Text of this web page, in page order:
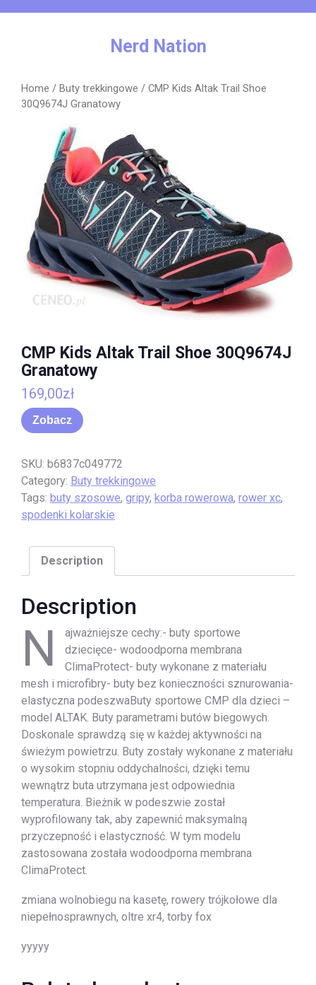
Nerd Nation
Home / Buty trekkingowe / CMP Kids Altak Trail Shoe
30Q9674J Granatowy
CMP Kids Altak Trail Shoe 30Q9674J
Granatowy
169,00zł
Zobacz
SKU: b6837c049772
Category: Buty trekkingowe
Tags: buty szosowe, gripy, korba rowerowa, rower xc,
spodenki kolarskie
Description
Description
N
ajważniejsze cechy:- buty sportowe
dziecięce- wodoodporna membrana
ClimaProtect- buty wykonane z materiału
mesh i microfibry- buty bez konieczności sznurowania-
elastyczna podeszwaButy sportowe CMP dla dzieci –
model ALTAK. Buty parametrami butów biegowych.
Doskonale sprawdzą się w każdej aktywności na
świeżym powietrzu. Buty zostały wykonane z materiału
o wysokim stopniu oddychalności, dzięki temu
wewnątrz buta utrzymana jest odpowiednia
temperatura. Bieżnik w podeszwie został
wyprofilowany tak, aby zapewnić maksymalną
przyczepność i elastyczność. W tym modelu
zastosowana została wodoodporna membrana
ClimaProtect.
zmiana wolnobiegu na kasetę, rowery trójkołowe dla
niepełnosprawnych, oltre xr4, torby fox
yyyyy